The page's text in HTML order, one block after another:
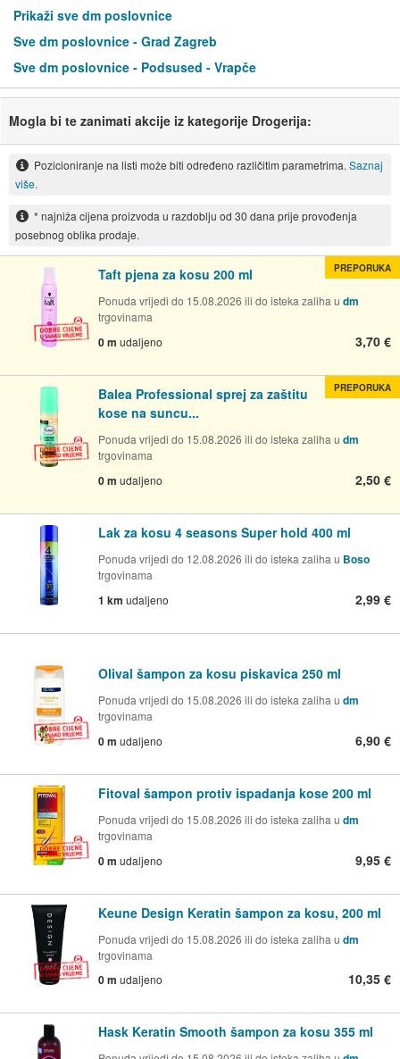
Prikaži sve dm poslovnice
Sve dm poslovnice - Grad Zagreb
Sve dm poslovnice - Podsused - Vrapče
Mogla bi te zanimati akcije iz kategorije Drogerija:
Pozicioniranje na listi može biti određeno različitim parametrima. Saznaj
više.
* najniža cijena proizvoda u razdoblju od 30 dana prije provođenja
posebnog oblika prodaje.
Taft pjena za kosu 200 ml
Ponuda vrijedi do 15.08.2026 ili do isteka zaliha u dm
trgovinama
0 m udaljeno 3,70 €
PREPORUKA
Balea Professional sprej za zaštitu
kose na suncu...
Ponuda vrijedi do 15.08.2026 ili do isteka zaliha u dm
trgovinama
0 m udaljeno 2,50 €
PREPORUKA
Lak za kosu 4 seasons Super hold 400 ml
Ponuda vrijedi do 12.08.2026 ili do isteka zaliha u Boso
trgovinama
1 km udaljeno 2,99 €
Olival šampon za kosu piskavica 250 ml
Ponuda vrijedi do 15.08.2026 ili do isteka zaliha u dm
trgovinama
0 m udaljeno 6,90 €
Fitoval šampon protiv ispadanja kose 200 ml
Ponuda vrijedi do 15.08.2026 ili do isteka zaliha u dm
trgovinama
0 m udaljeno 9,95 €
Keune Design Keratin šampon za kosu, 200 ml
Ponuda vrijedi do 15.08.2026 ili do isteka zaliha u dm
trgovinama
0 m udaljeno 10,35 €
Hask Keratin Smooth šampon za kosu 355 ml